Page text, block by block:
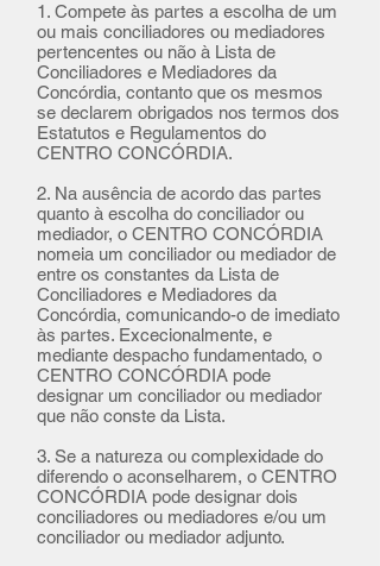
1. Compete às partes a escolha de um
ou mais conciliadores ou mediadores
pertencentes ou não à Lista de
Conciliadores e Mediadores da
Concórdia, contanto que os mesmos
se declarem obrigados nos termos dos
Estatutos e Regulamentos do
CENTRO CONCÓRDIA.
2. Na ausência de acordo das partes
quanto à escolha do conciliador ou
mediador, o CENTRO CONCÓRDIA
nomeia um conciliador ou mediador de
entre os constantes da Lista de
Conciliadores e Mediadores da
Concórdia, comunicando-o de imediato
às partes. Excecionalmente, e
mediante despacho fundamentado, o
CENTRO CONCÓRDIA pode
designar um conciliador ou mediador
que não conste da Lista.
3. Se a natureza ou complexidade do
diferendo o aconselharem, o CENTRO
CONCÓRDIA pode designar dois
conciliadores ou mediadores e/ou um
conciliador ou mediador adjunto.